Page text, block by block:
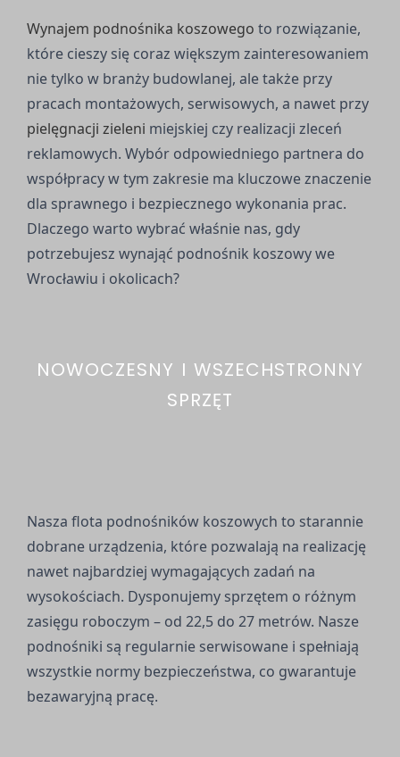
Wynajem podnośnika koszowego to rozwiązanie,
które cieszy się coraz większym zainteresowaniem
nie tylko w branży budowlanej, ale także przy
pracach montażowych, serwisowych, a nawet przy
pielęgnacji zieleni miejskiej czy realizacji zleceń
reklamowych. Wybór odpowiedniego partnera do
współpracy w tym zakresie ma kluczowe znaczenie
dla sprawnego i bezpiecznego wykonania prac.
Dlaczego warto wybrać właśnie nas, gdy
potrzebujesz wynająć podnośnik koszowy we
Wrocławiu i okolicach?
NOWOCZESNY I WSZECHSTRONNY
SPRZĘT
Nasza flota podnośników koszowych to starannie
dobrane urządzenia, które pozwalają na realizację
nawet najbardziej wymagających zadań na
wysokościach. Dysponujemy sprzętem o różnym
zasięgu roboczym – od 22,5 do 27 metrów. Nasze
podnośniki są regularnie serwisowane i spełniają
wszystkie normy bezpieczeństwa, co gwarantuje
bezawaryjną pracę.